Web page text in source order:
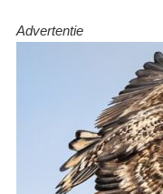
Advertentie